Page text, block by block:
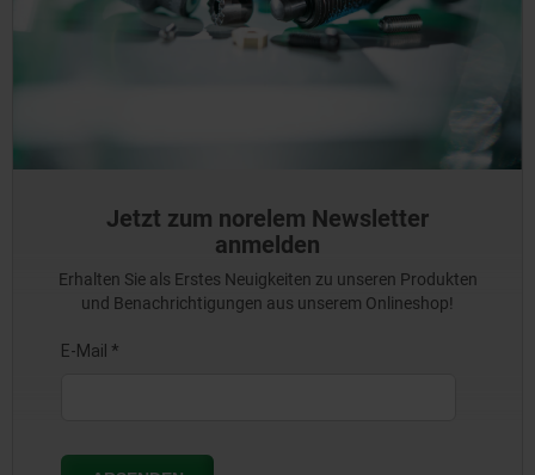
Jetzt zum norelem Newsletter
anmelden
Erhalten Sie als Erstes Neuigkeiten zu unseren Produkten
und Benachrichtigungen aus unserem Onlineshop!